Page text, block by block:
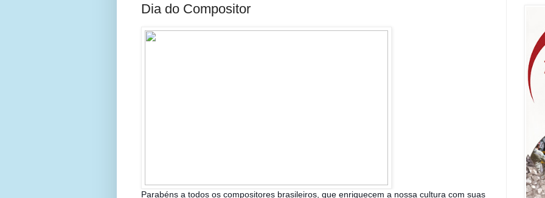
Dia do Compositor
Parabéns a todos os compositores brasileiros, que enriquecem a nossa cultura com suas